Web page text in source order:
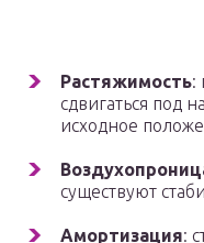
Растяжимость:
сдвигаться под
исходное
существуют
Амортизация: